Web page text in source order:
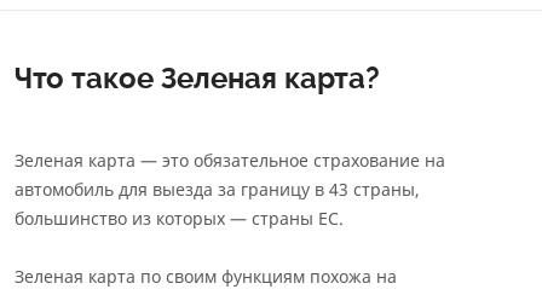
Что такое Зеленая карта?
Зеленая карта — это обязательное страхование на
автомобиль для выезда за границу в 43 страны,
большинство из которых — страны ЕС.
Зеленая карта по своим функциям похожа на